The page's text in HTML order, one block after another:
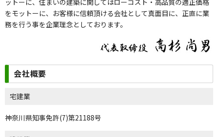
ットーに、住まいの建築に関してはローコスト・高品質の適正価格
をモットーに、お客様に信頼頂ける会社として真面目に、正直に業
務を行う事を企業理念としております。
会社概要
宅建業
神奈川県知事免許(7)第21188号